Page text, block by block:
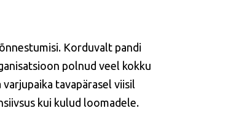
Korduvalt pandi
polnud veel kokku
tavapärasel viisil
kui kulud loomadele.